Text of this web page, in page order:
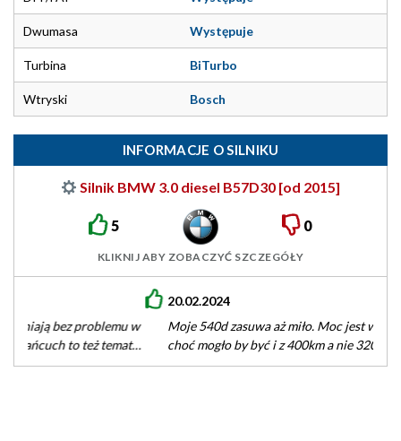
Dwumasa Występuje
Turbina BiTurbo
Wtryski Bosch
INFORMACJE O SILNIKU
Silnik BMW 3.0 diesel B57D30 [od 2015]
5 0
KLIKNIJ ABY ZOBACZYĆ SZCZEGÓŁY
Moje 540d zasuwa aż miło. Moc jest wystarczająca na trasę
choć mogło by być i z 400km a nie 320km.…